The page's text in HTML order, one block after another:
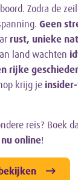
Zodra de
Geen
rust, unieke
land wachten
rijke
krijg je
reis? Boek
online!